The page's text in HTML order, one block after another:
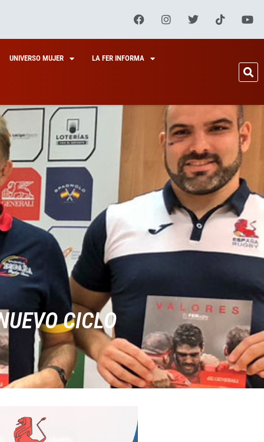
UNIVERSO MUJER LA FER INFORMA
CICLO